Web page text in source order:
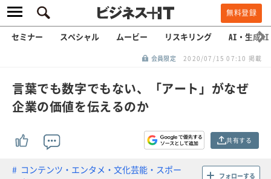
無料登録
セミナー スペシャル ムービー リスキリング AI・生成AI
会員限定 2020/07/15 07:10 掲載
言葉でも数字でもない、「アート」がなぜ
企業の価値を伝えるのか
共有する
コンテンツ・エンタメ・文化芸能・スポー
フォローする